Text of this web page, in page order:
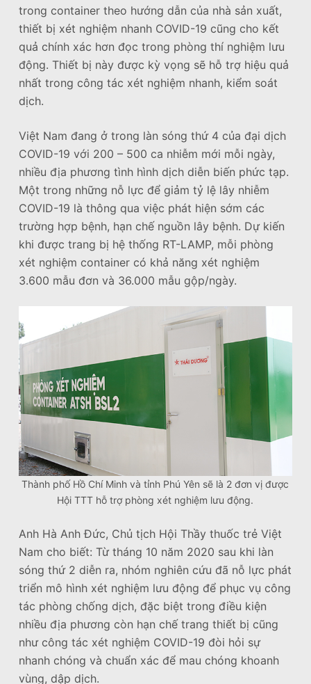
trong container theo hướng dẫn của nhà sản xuất,
thiết bị xét nghiệm nhanh COVID-19 cũng cho kết
quả chính xác hơn đọc trong phòng thí nghiệm lưu
động. Thiết bị này được kỳ vọng sẽ hỗ trợ hiệu quả
nhất trong công tác xét nghiệm nhanh, kiểm soát
dịch.
Việt Nam đang ở trong làn sóng thứ 4 của đại dịch
COVID-19 với 200 – 500 ca nhiễm mới mỗi ngày,
nhiều địa phương tình hình dịch diễn biến phức tạp.
Một trong những nỗ lực để giảm tỷ lệ lây nhiễm
COVID-19 là thông qua việc phát hiện sớm các
trường hợp bệnh, hạn chế nguồn lây bệnh. Dự kiến
khi được trang bị hệ thống RT-LAMP, mỗi phòng
xét nghiệm container có khả năng xét nghiệm
3.600 mẫu đơn và 36.000 mẫu gộp/ngày.
Thành phố Hồ Chí Minh và tỉnh Phú Yên sẽ là 2 đơn vị được
Hội TTT hỗ trợ phòng xét nghiệm lưu động.
Anh Hà Anh Đức, Chủ tịch Hội Thầy thuốc trẻ Việt
Nam cho biết: Từ tháng 10 năm 2020 sau khi làn
sóng thứ 2 diễn ra, nhóm nghiên cứu đã nỗ lực phát
triển mô hình xét nghiệm lưu động để phục vụ công
tác phòng chống dịch, đặc biệt trong điều kiện
nhiều địa phương còn hạn chế trang thiết bị cũng
như công tác xét nghiệm COVID-19 đòi hỏi sự
nhanh chóng và chuẩn xác để mau chóng khoanh
vùng, dập dịch.